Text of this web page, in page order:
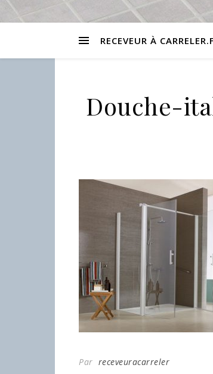
RECEVEUR À
Douche-
Par receveuracarreler